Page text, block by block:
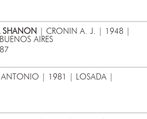
SHANON
| CRONIN A. J. | 1948 |
AIRES
| 1981 | LOSADA |